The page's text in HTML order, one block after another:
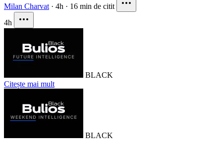
Milan Charvat · 4h · 16 min de citit
4h
BLACK
Citește mai mult
BLACK